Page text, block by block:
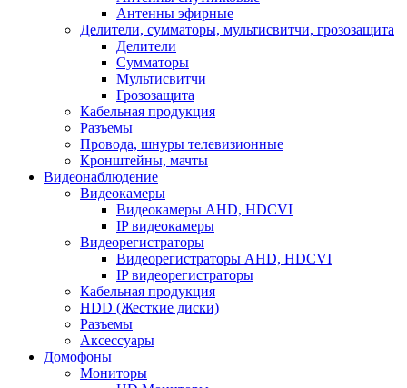
Антенны эфирные
Делители, сумматоры, мультисвитчи, грозозащита
Делители
Сумматоры
Мультисвитчи
Грозозащита
Кабельная продукция
Разъемы
Провода, шнуры телевизионные
Кронштейны, мачты
Видеонаблюдение
Видеокамеры
Видеокамеры AHD, HDCVI
IP видеокамеры
Видеорегистраторы
Видеорегистраторы AHD, HDCVI
IP видеорегистраторы
Кабельная продукция
HDD (Жесткие диски)
Разъемы
Аксессуары
Домофоны
Мониторы